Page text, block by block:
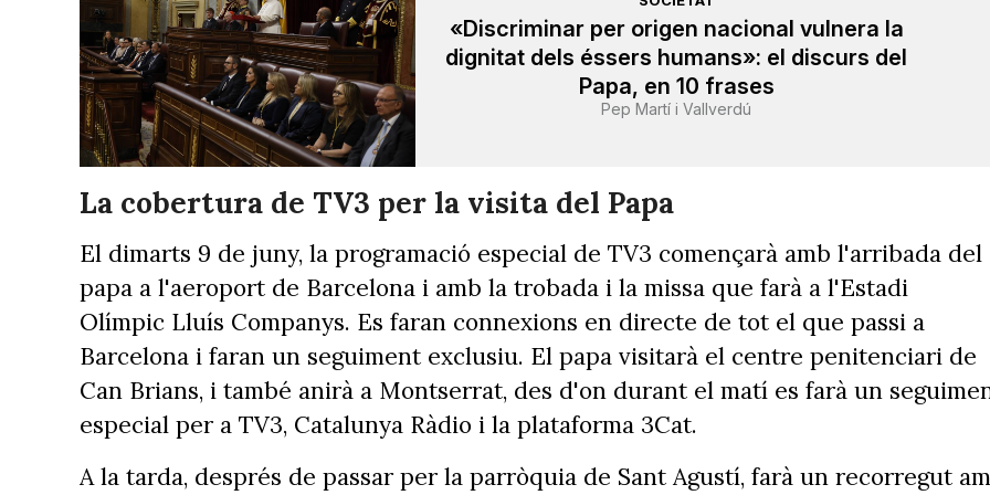
«Discriminar per origen nacional vulnera la
dignitat dels éssers humans»: el discurs del
Papa, en 10 frases
Pep Martí i Vallverdú
La cobertura de TV3 per la visita del Papa
El dimarts 9 de juny, la programació especial de TV3 començarà amb l'arribada del
papa a l'aeroport de Barcelona i amb la trobada i la missa que farà a l'Estadi
Olímpic Lluís Companys. Es faran connexions en directe de tot el que passi a
Barcelona i faran un seguiment exclusiu. El papa visitarà el centre penitenciari de
Can Brians, i també anirà a Montserrat, des d'on durant el matí es farà un
especial per a TV3, Catalunya Ràdio i la plataforma 3Cat.
A la tarda, després de passar per la parròquia de Sant Agustí, farà un recorregut